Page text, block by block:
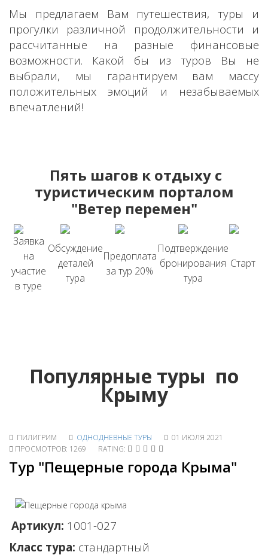
Мы предлагаем Вам путешествия, туры и
прогулки различной продолжительности и
рассчитанные на разные финансовые
возможности. Какой бы из туров Вы не
выбрали, мы гарантируем вам массу
положительных эмоций и незабываемых
впечатлений!
Пять шагов к отдыху с
туристическим порталом
"Ветер перемен"
Заявка
на
участие
в туре
Обсуждение
деталей
тура
Предоплата
за тур 20%
Подтверждение
бронирования
тура
Старт
Популярные туры по
Крыму
ПИЛИГРИМ ОДНОДНЕВНЫЕ ТУРЫ
01 ИЮЛЯ 2021
ПРОСМОТРОВ: 1269
RATING:
Тур "Пещерные города Крыма"
Артикул: 1001-027
Класс тура: стандартный